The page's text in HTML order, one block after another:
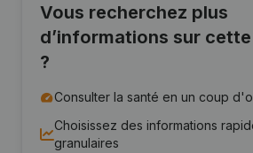
Vous recherchez plus
d’informations sur
?
Consulter la santé en un coup
Choisissez des informations
granulaires